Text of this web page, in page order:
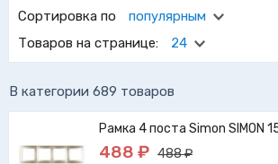
комфорт где бы вы их не установили.
simon Вам поможет удобный фильтр
Сортировка по
популярным
Товаров на странице:
24
В категории 689 товаров
Рамка 4 поста Simon SIMON
488 ₽ 488 ₽